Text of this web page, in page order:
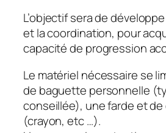
L’objectif sera de
et la coordination, pour
capacité de progression
Le matériel nécessaire se
de baguette personnelle
conseillée), une farde et
(crayon, etc …).